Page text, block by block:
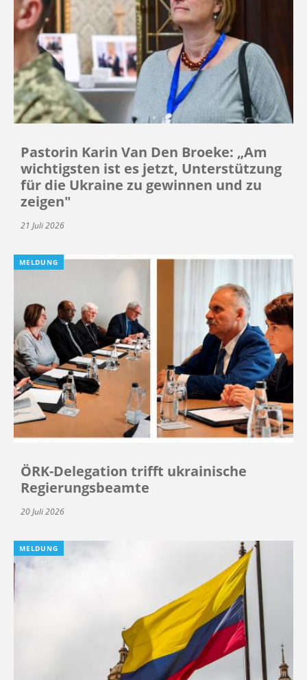
Pastorin Karin Van Den Broeke: „Am
wichtigsten ist es jetzt, Unterstützung
für die Ukraine zu gewinnen und zu
zeigen"
21 Juli 2026
MELDUNG
ÖRK-Delegation trifft ukrainische
Regierungsbeamte
20 Juli 2026
MELDUNG